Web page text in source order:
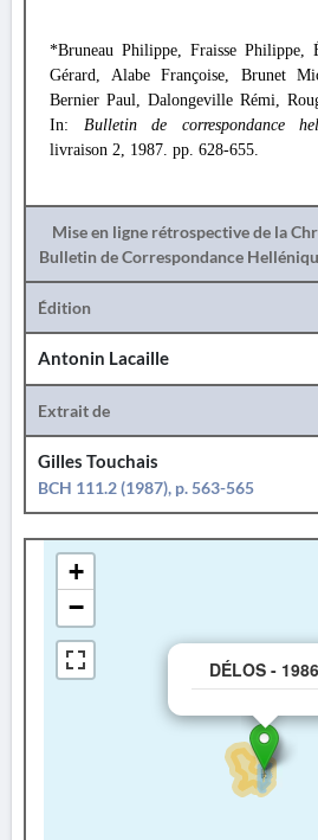
*Bruneau Philippe, Fraisse Philippe,
Gérard, Alabe Françoise, Brunet
Bernier Paul, Dalongeville Rémi,
In: Bulletin de correspondance
livraison 2, 1987. pp. 628-655.
Mise en ligne rétrospective de la
Bulletin de Correspondance
Édition
Antonin Lacaille
Extrait de
Gilles Touchais
BCH 111.2 (1987), p. 563-565
DÉLOS - 1986
+
−